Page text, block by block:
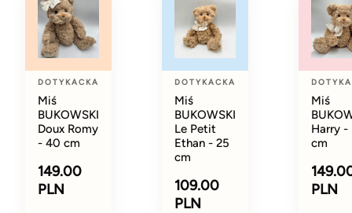
DOTYKACKA
Miś
BUKOWSKI
Doux Romy
- 40 cm
149.00
PLN
DOTYKACKA
Miś
BUKOWSKI
Le Petit
Ethan - 25
cm
109.00
PLN
Miś
Harry -
cm
PLN